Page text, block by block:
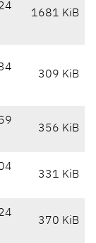
1681 KiB
309 KiB
356 KiB
331 KiB
370 KiB